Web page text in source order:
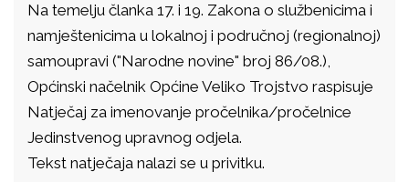
Na temelju članka 17. i 19. Zakona o službenicima i
namještenicima u lokalnoj i područnoj (regionalnoj)
samoupravi ("Narodne novine" broj 86/08.),
Općinski načelnik Općine Veliko Trojstvo raspisuje
Natječaj za imenovanje pročelnika/pročelnice
Jedinstvenog upravnog odjela.
Tekst natječaja nalazi se u privitku.